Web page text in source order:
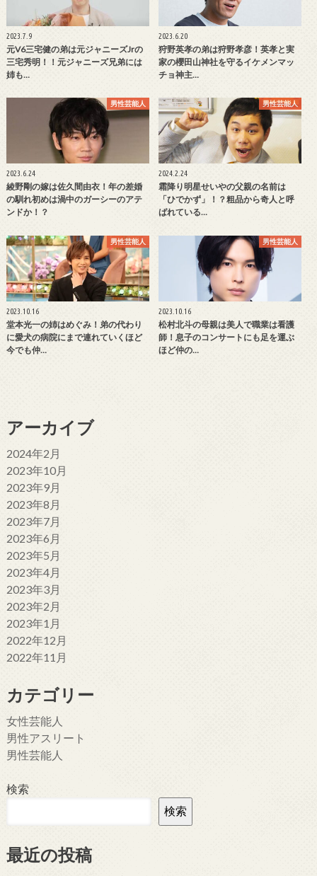
2023.7.9
元V6三宅健の弟は元ジャニーズJrの
三宅秀明！！元ジャニーズ兄弟には
姉も…
2023.6.20
狩野英孝の弟は狩野孝彦！英孝と実
家の櫻田山神社を守るイケメンマッ
チョ神主…
男性芸能人
2023.6.24
綾野剛の嫁は佐久間由衣！年の差婚
の馴れ初めは渦中のガーシーのアテ
ンドか！？
男性芸能人
2024.2.24
霜降り明星せいやの父親の名前は
「ひでかず」！？粗品から奇人と呼
ばれている…
男性芸能人
2023.10.16
堂本光一の姉はめぐみ！弟の代わり
に愛犬の病院にまで連れていくほど
今でも仲…
男性芸能人
2023.10.16
松村北斗の母親は美人で職業は看護
師！息子のコンサートにも足を運ぶ
ほど仲の…
アーカイブ
2024年2月
2023年10月
2023年9月
2023年8月
2023年7月
2023年6月
2023年5月
2023年4月
2023年3月
2023年2月
2023年1月
2022年12月
2022年11月
カテゴリー
女性芸能人
男性アスリート
男性芸能人
検索
検索
最近の投稿